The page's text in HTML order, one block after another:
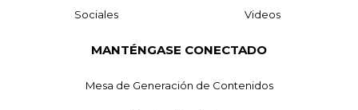
Sociales Videos
MANTÉNGASE CONECTADO
Mesa de Generación de Contenidos